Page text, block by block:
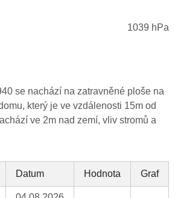
1039 hPa
se nachází na zatravněné ploše na
který je ve vzdálenosti 15m od
ve 2m nad zemí, vliv stromů a
Datum Hodnota Graf